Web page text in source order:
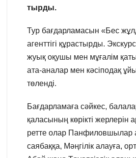
тырды.
Тур бағдарламасын «Бес
агенттігі құрастырды.
жуық оқушы мен мұғалім
ата-аналар мен кәсіподақ
төленді.
Бағдарламаға сәйкес,
қаласының көрікті жерлерін
ретте олар Панфиловшылар
саябаққа, Мәңгілік алауға,